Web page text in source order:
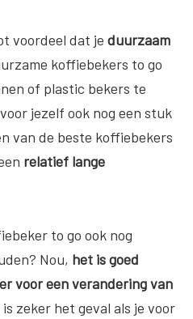
voordeel dat je duurzaam
koffiebekers to go
of plastic bekers te
jezelf ook nog een stuk
van de beste koffiebekers
relatief lange
to go ook nog
Nou, het is goed
voor een verandering van
is zeker het geval als je voor